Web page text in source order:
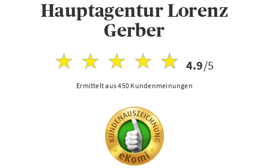
Hauptagentur Lorenz
Gerber
4.9/5
Ermittelt aus 450 Kundenmeinungen